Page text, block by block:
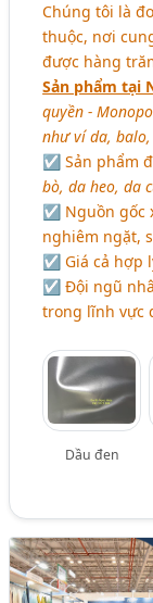
Chúng tôi là
thuộc, nơi
được hàng
Sản phẩm tại
quyền -
như ví da,
☑ Sản phẩm
bò, da heo, da
☑ Nguồn gốc
nghiêm ngặt,
☑ Giá cả hợp
☑ Đội ngũ
trong lĩnh vực
Dầu đen